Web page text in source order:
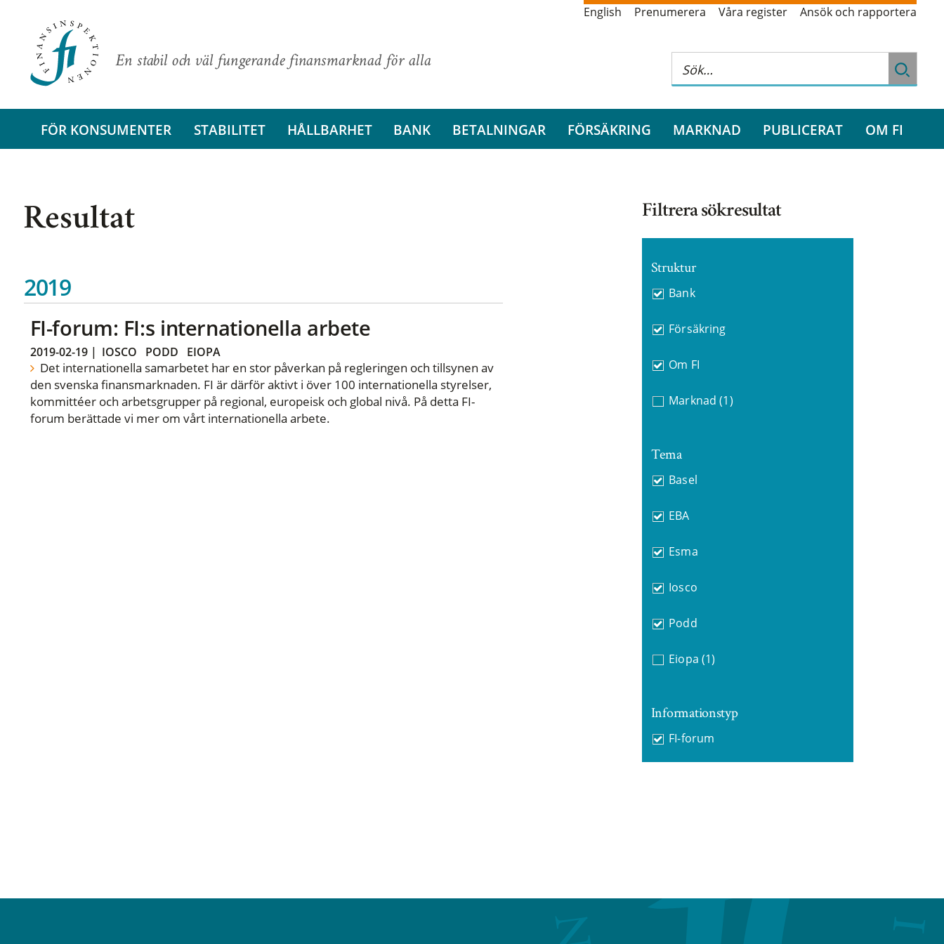
En stabil och väl fungerande finansmarknad för alla
English Prenumerera Våra register Ansök och rapportera
FÖR KONSUMENTER STABILITET HÅLLBARHET BANK BETALNINGAR FÖRSÄKRING MARKNAD PUBLICERAT OM FI
Resultat
2019
FI-forum: FI:s internationella arbete
2019-02-19| IOSCO PODD EIOPA
Det internationella samarbetet har en stor påverkan på regleringen och tillsynen av
den svenska finansmarknaden. FI är därför aktivt i över 100 internationella styrelser,
kommittéer och arbetsgrupper på regional, europeisk och global nivå. På detta FI-
forum berättade vi mer om vårt internationella arbete.
Filtrera sökresultat
Struktur
Bank
Försäkring
Om FI
Marknad (1)
Tema
Basel
EBA
Esma
Iosco
Podd
Eiopa (1)
Informationstyp
FI-forum